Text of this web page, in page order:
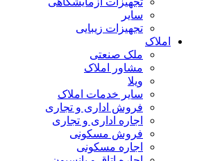
سایر
تجهیزات زیبایی
املاک
ملک صنعتی
مشاور املاک
ویلا
سایر خدمات املاک
فروش اداری و تجاری
اجاره اداری و تجاری
فروش مسکونی
اجاره مسکونی